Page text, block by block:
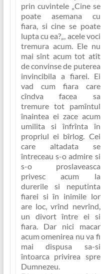
prin cuvintele „Cine se
poate asemana cu
fiara, si cine se poate
lupta cu ea?„, acele voci
tremura acum. Ele nu
mai sînt acum tot atît
de convinse de puterea
invincibila a fiarei. Ei
vad cum fiara care
cîndva facea sa
tremure tot pamîntul
înaintea ei zace acum
umilita si înfrînta în
propriul ei bîrlog. Cei
care altadata se
întreceau s-o admire si
s-o proslaveasca
privesc acum la
durerile si neputinta
fiarei si în inimile lor
are loc, vrînd nevrînd,
un divort între ei si
fiara. Dar nici macar
acum omenirea nu va fi
mai dispusa sa-si
întoarca privirea spre
Dumnezeu.